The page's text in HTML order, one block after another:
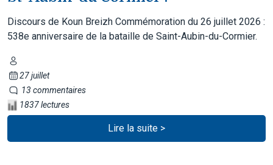
Discours de Koun Breizh Commémoration du 26 juillet 2026 :
538e anniversaire de la bataille de Saint-Aubin-du-Cormier.
27 juillet
13 commentaires
1837 lectures
Lire la suite >